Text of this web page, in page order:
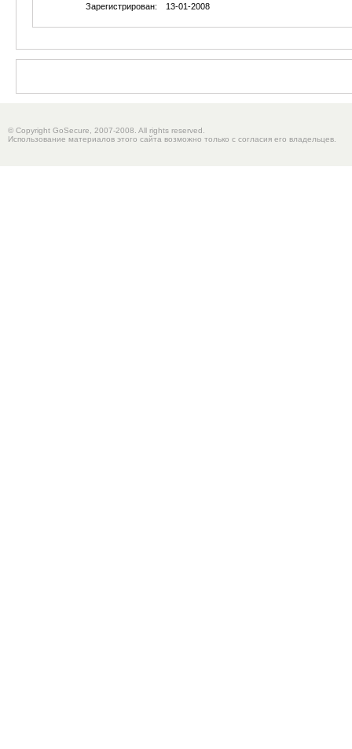
Зарегистрирован:
13-01-2008
© Copyright GoSecure, 2007-2008. All rights reserved.
Использование материалов этого сайта возможно только с согласия его владельцев.